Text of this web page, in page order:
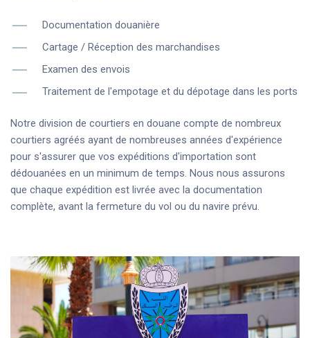
Documentation douanière
Cartage / Réception des marchandises
Examen des envois
Traitement de l'empotage et du dépotage dans les ports
Notre division de courtiers en douane compte de nombreux
courtiers agréés ayant de nombreuses années d'expérience
pour s'assurer que vos expéditions d'importation sont
dédouanées en un minimum de temps. Nous nous assurons
que chaque expédition est livrée avec la documentation
complète, avant la fermeture du vol ou du navire prévu.